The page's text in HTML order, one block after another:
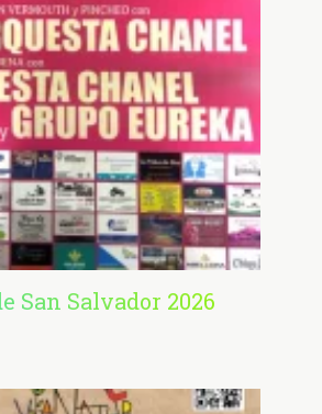
San Salvador 2026